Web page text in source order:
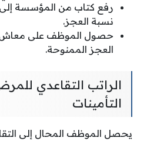
رفع كتاب من المؤسسة
نسبة العجز.
حصول الموظف على
العجز الممنوحة.
الراتب التقاعدي
التأمينات
يحصل الموظف المحال إلى